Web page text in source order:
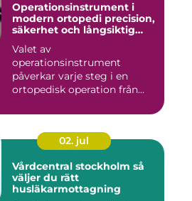
Operationsinstrument i
modern ortopedi precision,
säkerhet och långsiktig
Valet av
operationsinstrument
påverkar varje steg i en
ortopedisk operation från
02. jul
Vårdcentral stockholm så
väljer du rätt
husläkarmottagning